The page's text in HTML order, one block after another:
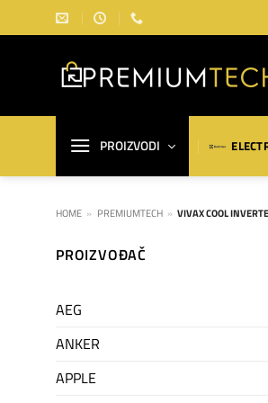
na
PROIZVODI
HOME » PREMIUMTECH » VIVAX COOL
PROIZVOĐAČ
AEG
ANKER
APPLE